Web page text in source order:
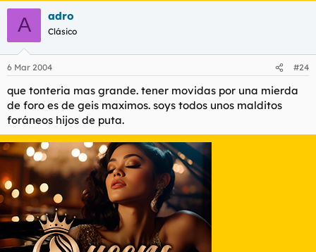
A adro
Clásico
6 Mar 2004 #24
que tonteria mas grande. tener movidas por una mierda
de foro es de geis maximos. soys todos unos malditos
foráneos hijos de puta.